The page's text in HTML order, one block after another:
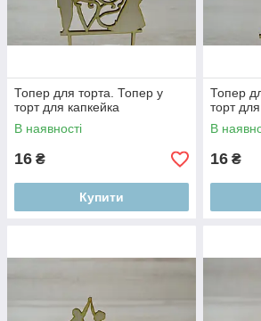
Топер для торта. Топер у
торт для капкейка
В наявності
16 ₴
Купити
Топер
торт
В
16 ₴